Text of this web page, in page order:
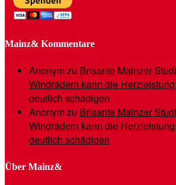
Mainz& Kommentare
Anonymzu Brisante Mainzer
Windrädern kann die
deutlich schädigen
Anonymzu Brisante Mainzer
Windrädern kann die
deutlich schädigen
Über Mainz&